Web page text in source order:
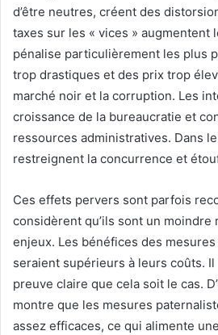
d’être neutres, créent des
taxes sur les « vices » augmentent
pénalise particulièrement les plus
trop drastiques et des prix trop
marché noir et la corruption. Les
croissance de la bureaucratie et
ressources administratives. Dans
restreignent la concurrence et
Ces effets pervers sont parfois
considèrent qu’ils sont un moindre
enjeux. Les bénéfices des
seraient supérieurs à leurs coûts. Il
preuve claire que cela soit le cas.
montre que les mesures
assez efficaces, ce qui alimente